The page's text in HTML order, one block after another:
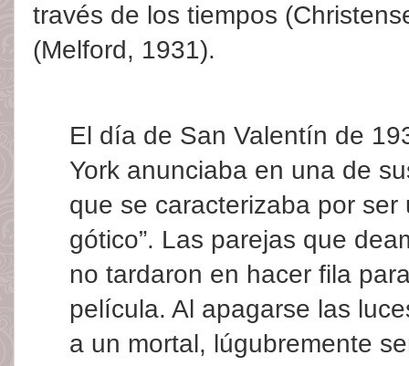
través de los tiempos
(Melford, 1931).
El día de San Valentín de
York anunciaba en una de
que se caracterizaba por ser
gótico”. Las parejas que
no tardaron en hacer fila
película. Al apagarse las
a un mortal, lúgubremente